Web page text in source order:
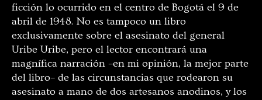
ficción lo ocurrido en el centro de Bogotá el 9 de
abril de 1948. No es tampoco un libro
exclusivamente sobre el asesinato del general
Uribe Uribe, pero el lector encontrará una
magnífica narración –en mi opinión, la mejor parte
del libro– de las circunstancias que rodearon su
asesinato a mano de dos artesanos anodinos, y los